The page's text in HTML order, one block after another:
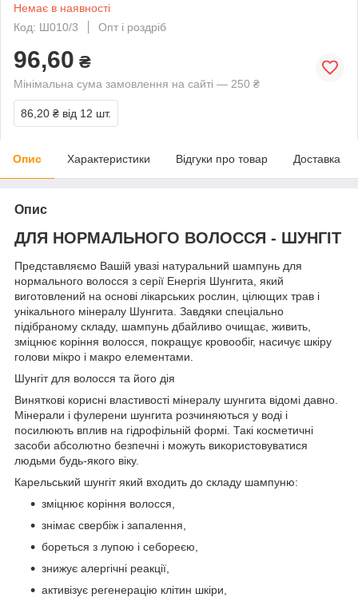
Немає в наявності
Код: Ш010/3
Опт і роздріб
96,60 ₴
Мінімальна сума замовлення на сайті — 250 ₴
86,20 ₴ від 12 шт.
Опис Характеристики Відгуки про товар Доставка
Опис
ДЛЯ НОРМАЛЬНОГО ВОЛОССЯ - ШУНГІТ
Представляємо Вашій увазі натуральний шампунь для
нормального волосся з серії Енергія Шунгита, який
виготовлений на основі лікарських рослин, цілющих трав і
унікального мінералу Шунгита. Завдяки спеціально
підібраному складу, шампунь дбайливо очищає, живить,
зміцнює коріння волосся, покращує кровообіг, насичує шкіру
голови мікро і макро елементами.
Шунгіт для волосся та його дія
Виняткові корисні властивості мінералу шунгита відомі давно.
Мінерали і фулерени шунгита розчиняються у воді і
посилюють вплив на гідрофільній формі. Такі косметичні
засоби абсолютно безпечні і можуть використовуватися
людьми будь-якого віку.
Карельський шунгіт який входить до складу шампуню:
зміцнює коріння волосся,
знімає свербіж і запалення,
бореться з лупою і себореєю,
знижує алергічні реакції,
активізує регенерацію клітин шкіри,